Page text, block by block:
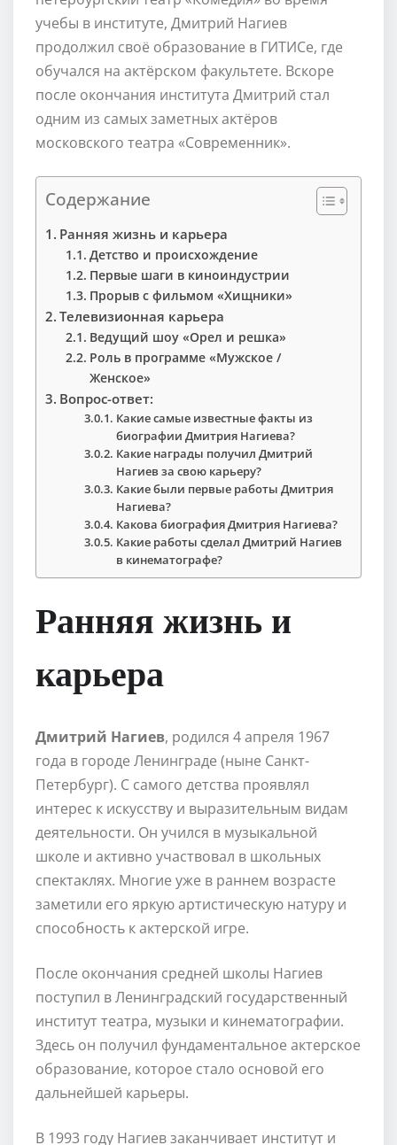
учебы в институте, Дмитрий Нагиев
продолжил своё образование в ГИТИСе, где
обучался на актёрском факультете. Вскоре
после окончания института Дмитрий стал
одним из самых заметных актёров
московского театра «Современник».
Содержание
Ранняя жизнь и карьера
Детство и происхождение
Первые шаги в киноиндустрии
Прорыв с фильмом «Хищники»
Телевизионная карьера
Ведущий шоу «Орел и решка»
Роль в программе «Мужское /
Женское»
Вопрос-ответ:
Какие самые известные факты из
биографии Дмитрия Нагиева?
Какие награды получил Дмитрий
Нагиев за свою карьеру?
Какие были первые работы Дмитрия
Нагиева?
Какова биография Дмитрия Нагиева?
Какие работы сделал Дмитрий Нагиев
в кинематографе?
Ранняя жизнь и
карьера
Дмитрий Нагиев, родился 4 апреля 1967
года в городе Ленинграде (ныне Санкт-
Петербург). С самого детства проявлял
интерес к искусству и выразительным видам
деятельности. Он учился в музыкальной
школе и активно участвовал в школьных
спектаклях. Многие уже в раннем возрасте
заметили его яркую артистическую натуру и
способность к актерской игре.
После окончания средней школы Нагиев
поступил в Ленинградский государственный
институт театра, музыки и кинематографии.
Здесь он получил фундаментальное актерское
образование, которое стало основой его
дальнейшей карьеры.
В 1993 году Нагиев заканчивает институт и